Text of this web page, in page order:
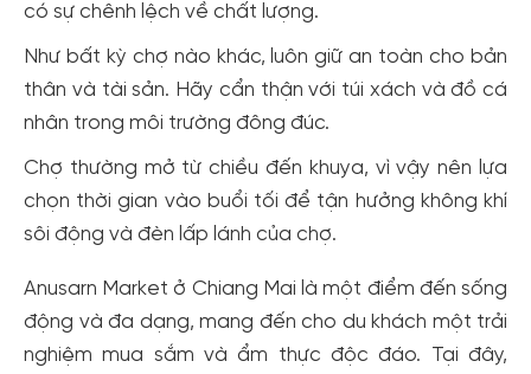
có sự chênh lệch về chất lượng.
Như bất kỳ chợ nào khác, luôn giữ an toàn cho bản
thân và tài sản. Hãy cẩn thận với túi xách và đồ cá
nhân trong môi trường đông đúc.
Chợ thường mở từ chiều đến khuya, vì vậy nên lựa
chọn thời gian vào buổi tối để tận hưởng không khí
sôi động và đèn lấp lánh của chợ.
Anusarn Market ở Chiang Mai là một điểm đến sống
động và đa dạng, mang đến cho du khách một trải
nghiệm mua sắm và ẩm thực độc đáo. Tại đây,